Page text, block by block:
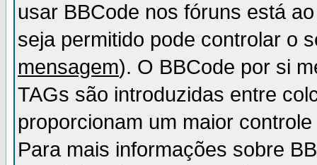
usar BBCode nos fóruns está
seja permitido pode controlar o
mensagem). O BBCode por si
TAGs são introduzidas entre
proporcionam um maior
Para mais informações sobre